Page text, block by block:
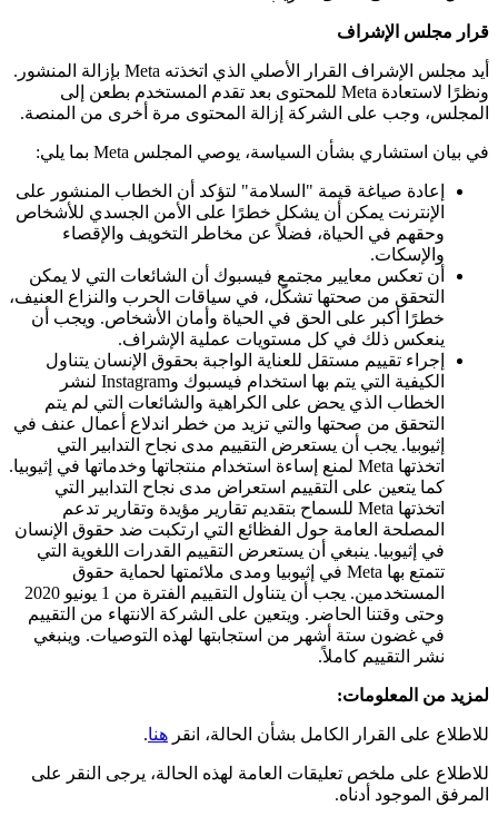
قرار مجلس الإشراف
أيد مجلس الإشراف القرار الأصلي الذي اتخذته Meta بإزالة المنشور.
ونظرًا لاستعادة Meta للمحتوى بعد تقدم المستخدم بطعن إلى
المجلس، وجب على الشركة إزالة المحتوى مرة أخرى من المنصة.
في بيان استشاري بشأن السياسة، يوصي المجلس Meta بما يلي:
إعادة صياغة قيمة "السلامة" لتؤكد أن الخطاب المنشور على
الإنترنت يمكن أن يشكل خطرًا على الأمن الجسدي للأشخاص
وحقهم في الحياة، فضلاً عن مخاطر التخويف والإقصاء
والإسكات.
أن تعكس معايير مجتمع فيسبوك أن الشائعات التي لا يمكن
التحقق من صحتها تشكّل، في سياقات الحرب والنزاع العنيف،
خطرًا أكبر على الحق في الحياة وأمان الأشخاص. ويجب أن
ينعكس ذلك في كل مستويات عملية الإشراف.
إجراء تقييم مستقل للعناية الواجبة بحقوق الإنسان يتناول
الكيفية التي يتم بها استخدام فيسبوك وInstagram لنشر
الخطاب الذي يحض على الكراهية والشائعات التي لم يتم
التحقق من صحتها والتي تزيد من خطر اندلاع أعمال عنف في
إثيوبيا. يجب أن يستعرض التقييم مدى نجاح التدابير التي
اتخذتها Meta لمنع إساءة استخدام منتجاتها وخدماتها في إثيوبيا.
كما يتعين على التقييم استعراض مدى نجاح التدابير التي
اتخذتها Meta للسماح بتقديم تقارير مؤيدة وتقارير تدعم
المصلحة العامة حول الفظائع التي ارتكبت ضد حقوق الإنسان
في إثيوبيا. ينبغي أن يستعرض التقييم القدرات اللغوية التي
تتمتع بها Meta في إثيوبيا ومدى ملائمتها لحماية حقوق
المستخدمين. يجب أن يتناول التقييم الفترة من 1 يونيو 2020
وحتى وقتنا الحاضر. ويتعين على الشركة الانتهاء من التقييم
في غضون ستة أشهر من استجابتها لهذه التوصيات. وينبغي
نشر التقييم كاملاً.
لمزيد من المعلومات:
للاطلاع على القرار الكامل بشأن الحالة، انقر هنا.
للاطلاع على ملخص تعليقات العامة لهذه الحالة، يرجى النقر على
المرفق الموجود أدناه.